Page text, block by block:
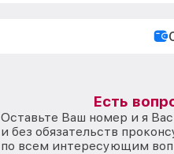
Есть
Оставьте Ваш номер и я
и без обязательств
по всем интересующим